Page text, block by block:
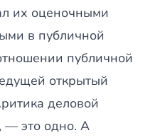
их оценочными
в публичной
публичной
открытый
деловой
— это одно. А